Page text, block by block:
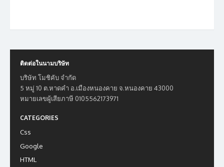
ติดต่อในนามบริษัท
บริษัท โมชิคับ จำกัด
5 หมู่ 10 ต.หาดคำ อ.เมืองหนองคาย จ.หนองคาย 43000
หมายเลขผู้เสียภาษี 0105562173971
CATEGORIES
Css
Google
HTML